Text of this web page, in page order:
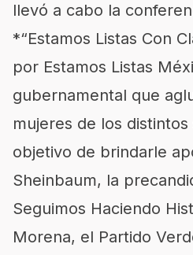
llevó a cabo la
*“Estamos Listas Con
por Estamos Listas
gubernamental que
mujeres de los
objetivo de brindarle
Sheinbaum, la
Seguimos Haciendo
Morena, el Partido